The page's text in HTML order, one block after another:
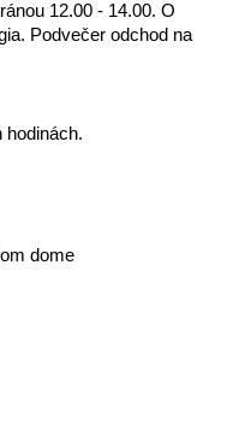
12.00 - 14.00. O
Podvečer odchod na
hodinách.
dome